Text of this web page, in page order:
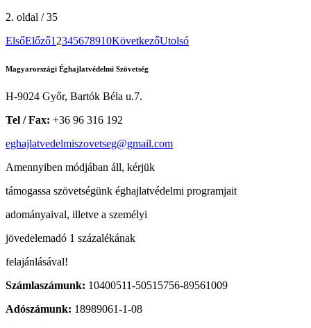
2. oldal / 35
ElsőElőző1 2345678910KövetkezőUtolsó
Magyarországi Éghajlatvédelmi Szövetség
H-9024 Győr, Bartók Béla u.7.
Tel / Fax: +36 96 316 192
eghajlatvedelmiszovetseg@gmail.com
Amennyiben módjában áll, kérjük
támogassa szövetségünk éghajlatvédelmi programjait
adományaival, illetve a személyi
jövedelemadó 1 százalékának
felajánlásával!
Számlaszámunk: 10400511-50515756-89561009
Adószámunk: 18989061-1-08